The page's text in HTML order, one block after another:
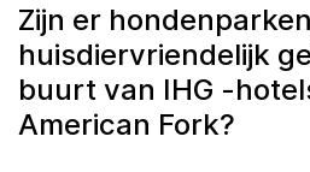
Zijn er
huisdiervriendelijk
buurt van IHG -
American Fork?